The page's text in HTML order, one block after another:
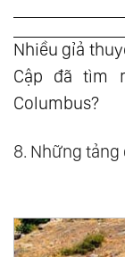
Nhiều gỉả
Cập đã tìm
Columbus?
8. Những tảng